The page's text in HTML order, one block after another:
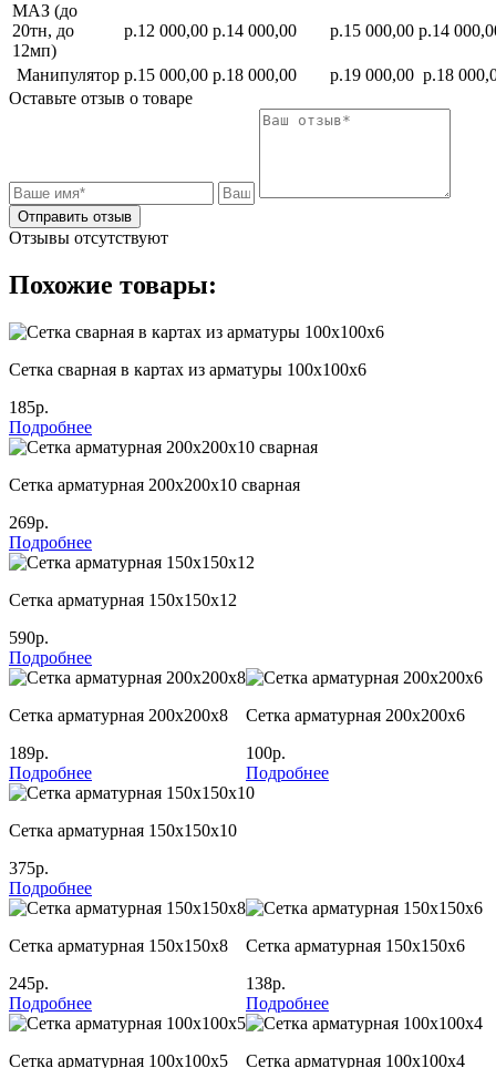
МАЗ (до
20тн, до
12мп)
р.12 000,00 р.14 000,00 р.15 000,00 р.14
Манипулятор р.15 000,00 р.18 000,00 р.19 000,00 р.18
Оставьте отзыв о товаре
Отправить отзыв
Отзывы отсутствуют
Похожие товары:
Сетка сварная в картах из арматуры 100х100х6
185р.
Подробнее
Сетка арматурная 200х200х10 сварная
269р.
Подробнее
Сетка арматурная 150х150х12
590р.
Подробнее
Сетка арматурная 200х200х8
189р.
Подробнее
Сетка арматурная 200х200х6
100р.
Подробнее
Сетка арматурная 150х150х10
375р.
Подробнее
Сетка арматурная 150х150х8
245р.
Подробнее
Сетка арматурная 150х150х6
138р.
Подробнее
Сетка арматурная 100х100х5
Сетка арматурная 100х100х4